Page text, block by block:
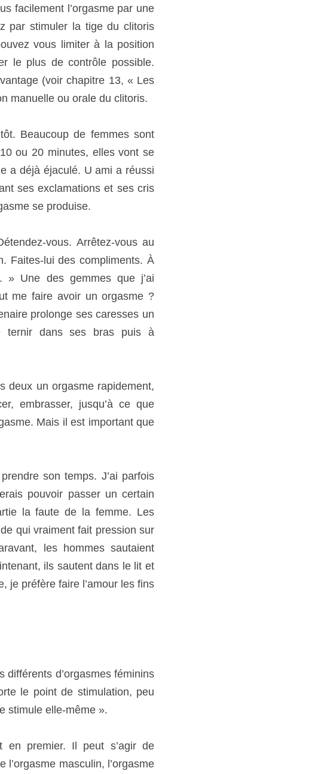
bien alternez la pénétration et la
de femmes sont tellement
elles vont se sentir coupables et
a réussi à donner son premier
Arrêtez-vous au besoin. Parlez-
À un certain moment, toutes
m’a presque dit la même chose.
disposé à s’arrêter, à me ternir
orgasme rapidement, c’est très
ce que l’excitation soit tellement
ce soit un jeu et non un travail. »
certain temps seulement à nous
craignent de ne pas pouvoir
une crainte de se voir blâmer
tout de suite à la pénétration.
d’orgasmes féminins :
de stimulation, peu importe la
».
l’orgasme simple chez la
les femmes qui ont des orgasmes
suivent l’un l’autre sans pause